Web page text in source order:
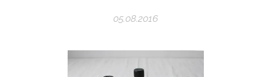
05.08.2016